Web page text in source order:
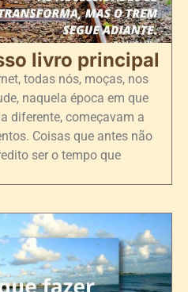
livro principal
todas nós, moças, nos
naquela época em que
diferente, começavam a
Coisas que antes não
ser o tempo que